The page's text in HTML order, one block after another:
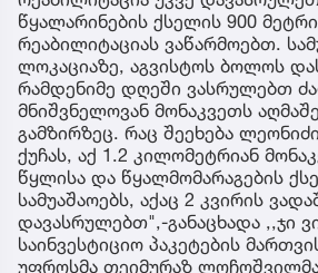
წყალარინების ქსელის 900
რეაბილიტაციას ვაწარმოებთ.
ლოკაციაზე, აგვისტოს ბოლოს
რამდენიმე დღეში ვასრულებთ
მნიშვნელოვან მონაკვეთს
გამზირზეც. რაც შეეხება
ქუჩას, აქ 1.2 კილომეტრიან
წყლისა და წყალმომარაგების
სამუაშაოებს, აქაც 2 კვირის
დავასრულებთ",-განაცხადა ,,ჯი
საინვესტიციო პაკეტების
უფროსმა თეიმურაზ